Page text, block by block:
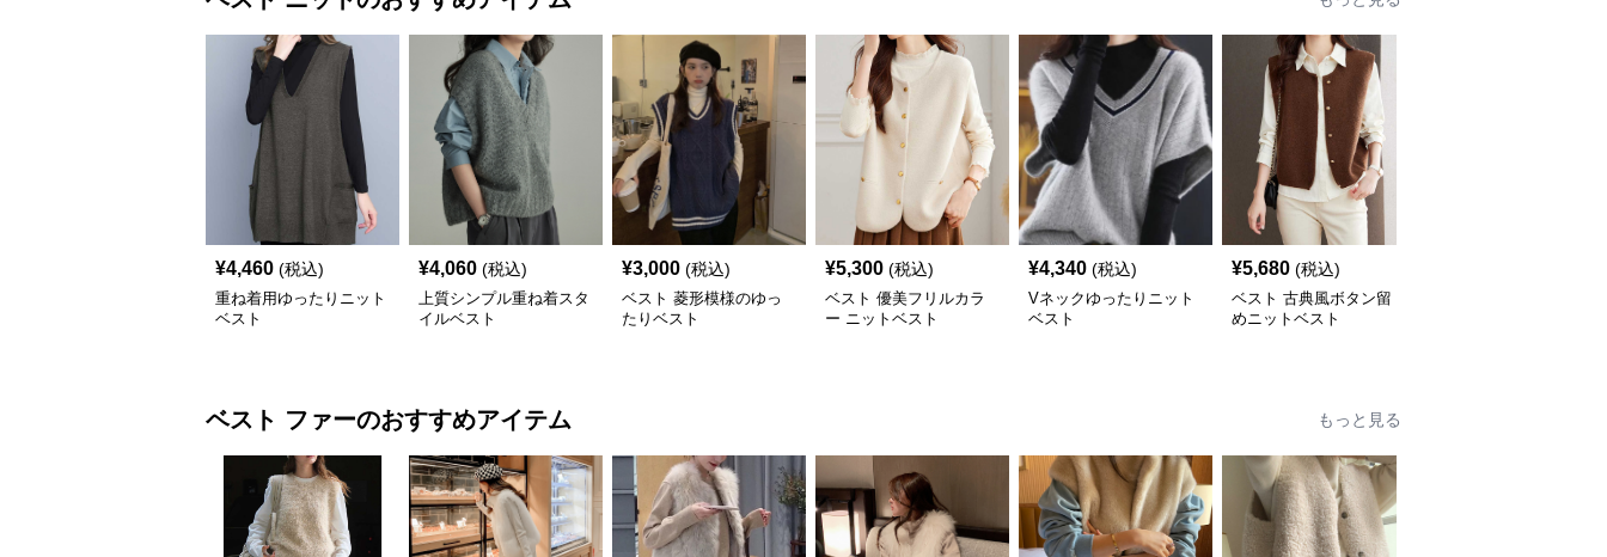
¥4,460 (税込)
重ね着用ゆったりニット
ベスト
¥4,060 (税込)
上質シンプル重ね着スタ
イルベスト
¥3,000 (税込)
ベスト 菱形模様のゆっ
たりベスト
¥5,300 (税込)
ベスト 優美フリルカラ
ー ニットベスト
¥4,340 (税込)
Vネックゆったりニット
ベスト
¥5,680 (税込)
ベスト 古典風ボタン留
めニットベスト
ベスト ファーのおすすめアイテム もっと見る